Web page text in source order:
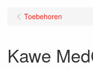
Toebehoren
Kawe